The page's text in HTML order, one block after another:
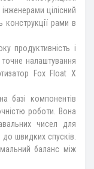
цілісний
конструкції рами в
продуктивність і
налаштування
Fox Float X
базі компонентів
роботи. Вона
чисел для
до швидких спусків.
баланс між